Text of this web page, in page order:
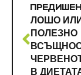
ЛОШО ИЛИ
ПОЛЕЗНО
В